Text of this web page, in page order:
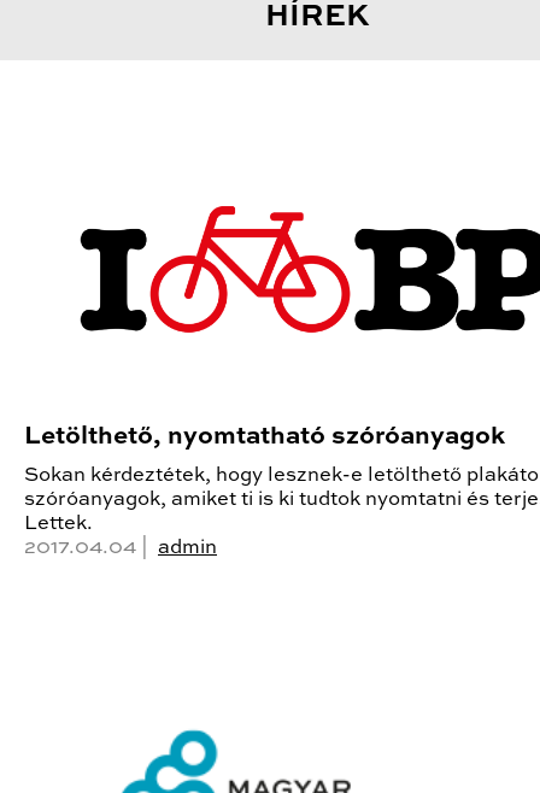
HÍREK
Letölthető, nyomtatható szóróanyagok
Sokan kérdeztétek, hogy lesznek-e letölthető
szóróanyagok, amiket ti is ki tudtok nyomtatni és
Lettek.
2017.04.04 | admin